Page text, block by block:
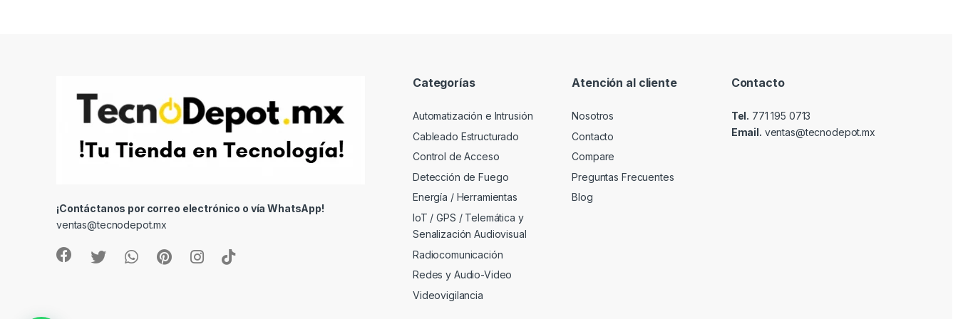
¡Contáctanos por correo electrónico o vía WhatsApp!
ventas@tecnodepot.mx
Categorías
Automatización e Intrusión
Cableado Estructurado
Control de Acceso
Detección de Fuego
Energía / Herramientas
IoT / GPS / Telemática y
Senalización Audiovisual
Radiocomunicación
Redes y Audio-Video
Videovigilancia
Atención al cliente
Nosotros
Contacto
Compare
Preguntas Frecuentes
Blog
Contacto
Tel. 771 195 0713
Email. ventas@tecnodepot.mx